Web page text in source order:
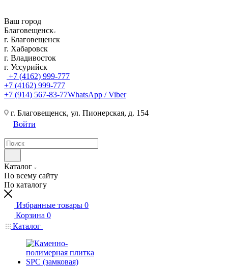
Ваш город
Благовещенск
г. Благовещенск
г. Хабаровск
г. Владивосток
г. Уссурийск
+7 (4162) 999-777
+7 (4162) 999-777
+7 (914) 567-83-77WhatsApp / Viber
г. Благовещенск, ул. Пионерская, д. 154
Войти
Каталог
По всему сайту
По каталогу
Избранные товары 0
Корзина 0
Каталог